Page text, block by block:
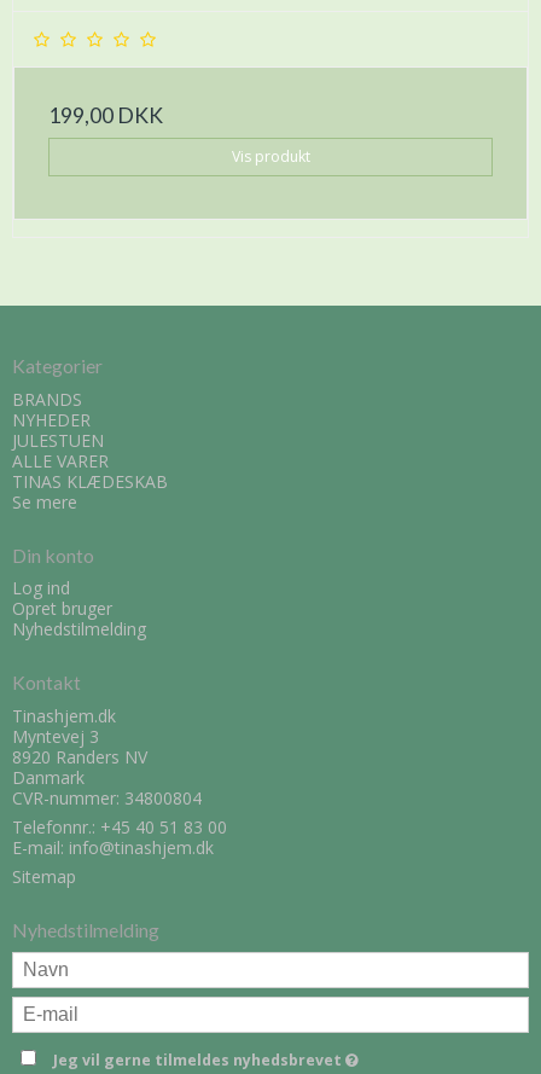
199,00 DKK
Vis produkt
Kategorier
BRANDS
NYHEDER
JULESTUEN
ALLE VARER
TINAS KLÆDESKAB
Se mere
Din konto
Log ind
Opret bruger
Nyhedstilmelding
Kontakt
Tinashjem.dk
Myntevej 3
8920 Randers NV
Danmark
CVR-nummer: 34800804
Telefonnr.: +45 40 51 83 00
E-mail: info@tinashjem.dk
Sitemap
Nyhedstilmelding
Jeg vil gerne tilmeldes nyhedsbrevet